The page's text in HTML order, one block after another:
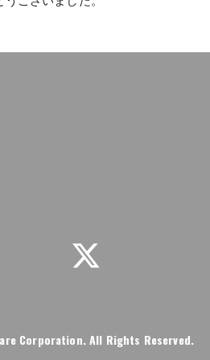
Corporation. All Rights Reserved.